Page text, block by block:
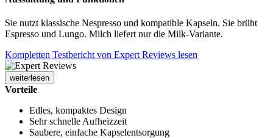
Sie nutzt klassische Nespresso und kompatible Kapseln. Sie brüht
Espresso und Lungo. Milch liefert nur die Milk-Variante.
Kompletten Testbericht von Expert Reviews lesen
weiterlesen
Vorteile
Edles, kompaktes Design
Sehr schnelle Aufheizzeit
Saubere, einfache Kapselentsorgung